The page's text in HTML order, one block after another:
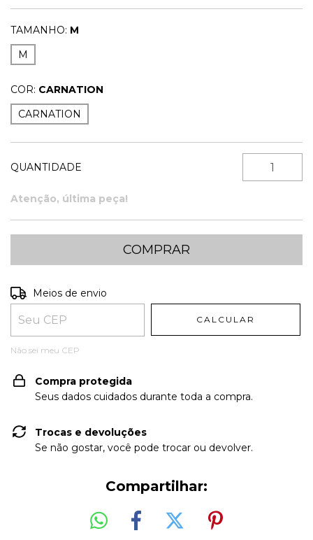
TAMANHO: M
M
COR: CARNATION
CARNATION
QUANTIDADE
Atenção, última peça!
Entregas para o CEP:
Meios de envio
CALCULAR
Não sei meu CEP
Compra protegida
Seus dados cuidados durante toda a compra.
Trocas e devoluções
Se não gostar, você pode trocar ou devolver.
Compartilhar: